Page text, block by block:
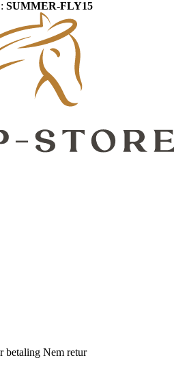
SUMMER-FLY15
betaling Nem retur